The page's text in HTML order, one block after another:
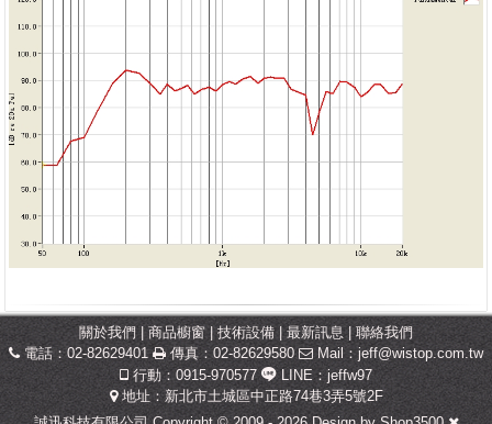
關於我們 商品櫥窗 技術設備 | 最新訊息|聯絡我們
電話：02-82629401
傳真：02-82629580 Mail： jeff@wistop.com.tw
行動：0915-970577
LINE：jeffw97
地址：新北市土城區中正路74巷3弄5號2F